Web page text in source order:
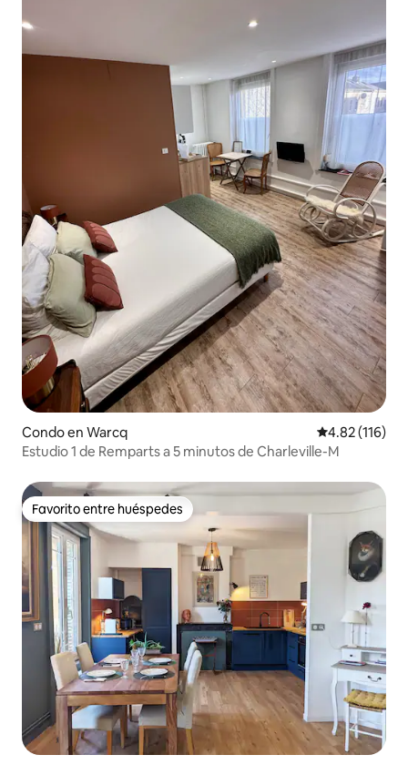
Condo en Warcq Calificación
4.82 (116)
Estudio 1 de Remparts a 5 minutos de Charleville-M
Favorito entre huéspedes
Favorito entre huéspedes